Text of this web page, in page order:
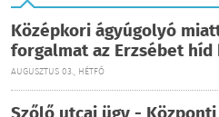
Középkori ágyúgolyó
forgalmat az Erzsébet
AUGUSZTUS 03., HÉTFŐ